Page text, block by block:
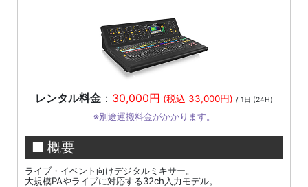
レンタル料金 ： 30,000円 (税込 33,000円) / 1日 (24H)
※別途運搬料金がかかります。
■ 概要
ライブ・イベント向けデジタルミキサー。
大規模PAやライブに対応する32ch入力モデル。